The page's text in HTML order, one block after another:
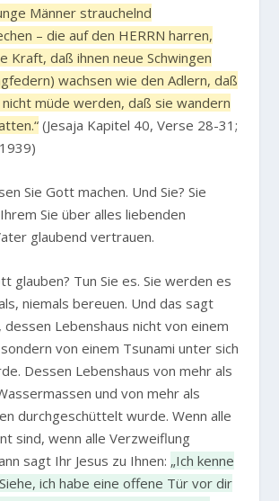
Männer strauchelnd
– die auf den HERRN harren,
Kraft, daß ihnen neue Schwingen
wachsen wie den Adlern, daß
nicht müde werden, daß sie wandern
(Jesaja Kapitel 40, Verse 28-31;
Sie Gott machen. Und Sie? Sie
Sie über alles liebenden
glaubend vertrauen.
glauben? Tun Sie es. Sie werden es
niemals bereuen. Und das sagt
dessen Lebenshaus nicht von einem
von einem Tsunami unter sich
Dessen Lebenshaus von mehr als
und von mehr als
durchgeschüttelt wurde. Wenn alle
sind, wenn alle Verzweiflung
sagt Ihr Jesus zu Ihnen: „Ich kenne
ich habe eine offene Tür vor dir